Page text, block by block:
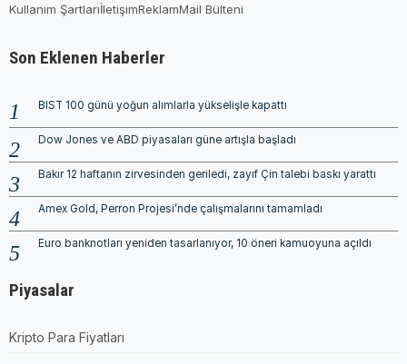
Kullanım ŞartlarıİletişimReklamMail Bülteni
Son Eklenen Haberler
BIST 100 günü yoğun alımlarla yükselişle kapattı
Dow Jones ve ABD piyasaları güne artışla başladı
Bakır 12 haftanın zirvesinden geriledi, zayıf Çin talebi baskı yarattı
Amex Gold, Perron Projesi’nde çalışmalarını tamamladı
Euro banknotları yeniden tasarlanıyor, 10 öneri kamuoyuna açıldı
Piyasalar
Kripto Para Fiyatları